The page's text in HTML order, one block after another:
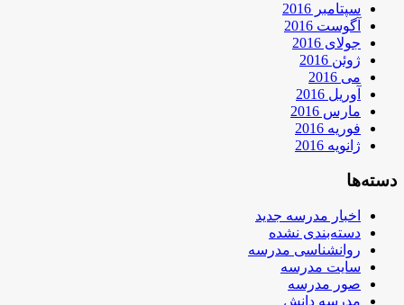
سپتامبر 2016
آگوست 2016
جولای 2016
ژوئن 2016
می 2016
آوریل 2016
مارس 2016
فوریه 2016
ژانویه 2016
دسته‌ها
اخبار مدرسه جدید
دسته‌بندی نشده
روانشناسی مدرسه
سایت مدرسه
صور مدرسه
مدرسه دانش